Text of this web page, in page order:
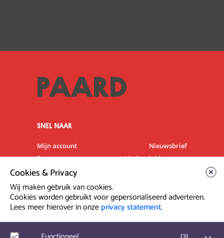
SNEL NAAR
Mijn account
Nieuwsbrief
Programma
Veelgestelde vragen
Partners & Sponsoren
Artiesten info
Prinsegracht 12
Cookies & Privacy
Wij maken gebruik van cookies.
Cookies worden gebruikt voor gepersonaliseerd adverteren.
Lees meer hierover in onzeprivacy statement.